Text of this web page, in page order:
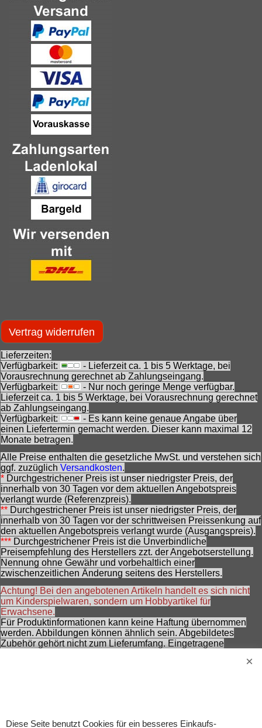
Vertrag widerrufen
Lieferzeiten:
Verfügbarkeit:
- Lieferzeit ca. 1 bis 5 Werktage, bei
Vorausrechnung gerechnet ab Zahlungseingang.
Verfügbarkeit:
- Nur noch geringe Menge verfügbar.
Lieferzeit ca. 1 bis 5 Werktage, bei Vorausrechnung gerechnet
ab Zahlungseingang.
Verfügbarkeit:
- Es kann keine genaue Angabe über
einen Liefertermin gemacht werden. Dieser kann maximal 12
Monate betragen.
Alle Preise enthalten die gesetzliche MwSt. und verstehen sich
ggf. zuzüglich Versandkosten.
* Durchgestrichener Preis ist unser niedrigster Preis, der
innerhalb von 30 Tagen vor dem aktuellen Angebotspreis
verlangt wurde (Referenzpreis).
** Durchgestrichener Preis ist unser niedrigster Preis, der
innerhalb von 30 Tagen vor der schrittweisen Preissenkung auf
den aktuellen Angebotspreis verlangt wurde (Ausgangspreis).
*** Durchgestrichener Preis ist die Unverbindliche
Preisempfehlung des Herstellers zzt. der Angebotserstellung.
Nennung ohne Gewähr und vorbehaltlich einer
zwischenzeitlichen Änderung seitens des Herstellers.
Achtung! Bei den angebotenen Artikeln handelt es sich nicht
um Kinderspielwaren, sondern um Hobbyartikel für
Erwachsene.
Für Produktinformationen kann keine Haftung übernommen
werden. Abbildungen können ähnlich sein. Abgebildetes
Zubehör gehört nicht zum Lieferumfang. Eingetragene
Diese Seite benutzt Cookies für ein besseres Einkaufs-